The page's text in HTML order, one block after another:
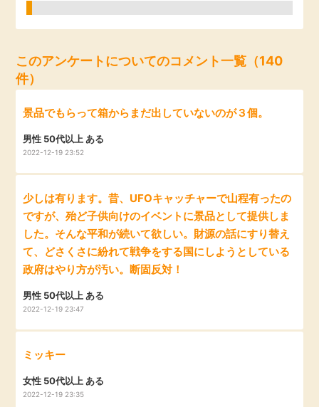
お友達紹介
カード比較
特集一覧
GMOポイ活の使い方
ヘルプセンター
月額有料サービス
家計の固定費
このアンケートについてのコメント一覧（140
件）
景品でもらって箱からまだ出していないのが３個。
男性 50代以上 ある
2022-12-19 23:52
少しは有ります。昔、UFOキャッチャーで山程有ったの
ですが、殆ど子供向けのイベントに景品として提供しま
した。そんな平和が続いて欲しい。財源の話にすり替え
て、どさくさに紛れて戦争をする国にしようとしている
政府はやり方が汚い。断固反対！
男性 50代以上 ある
2022-12-19 23:47
ミッキー
女性 50代以上 ある
2022-12-19 23:35